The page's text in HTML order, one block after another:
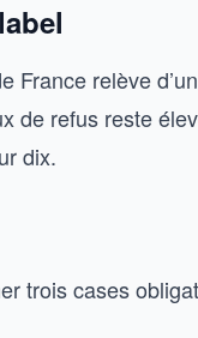
France relève
de refus reste
dix.
trois cases